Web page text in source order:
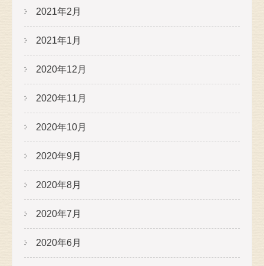
2021年2月
2021年1月
2020年12月
2020年11月
2020年10月
2020年9月
2020年8月
2020年7月
2020年6月